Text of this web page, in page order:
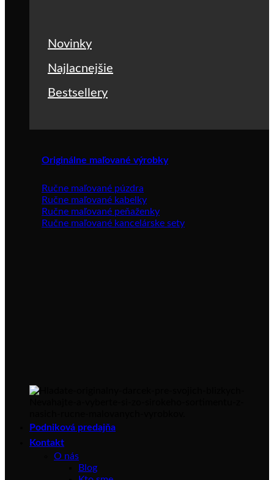
Novinky
Najlacnejšie
Bestsellery
Originálne maľované výrobky
Ručne maľované púzdra
Ručne maľované kabelky
Ručne maľované peňaženky
Ručne maľované kancelárske sety
Podniková predajňa
Kontakt
O nás
Blog